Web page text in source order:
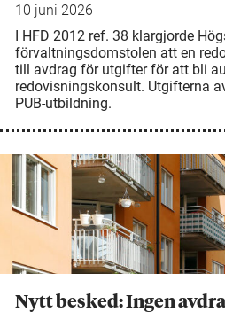
10 juni 2026
I HFD 2012 ref. 38 klargjorde
förvaltningsdomstolen att en
till avdrag för utgifter för att bli
redovisningskonsult. Utgifterna
PUB-utbildning.
Nytt besked: Ingen